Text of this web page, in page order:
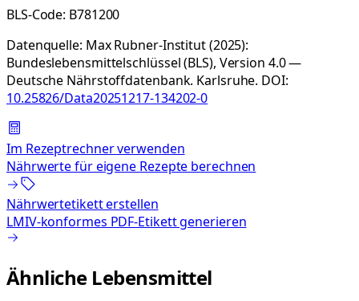
BLS-Code: B781200
Datenquelle: Max Rubner-Institut (2025):
Bundeslebensmittelschlüssel (BLS), Version 4.0 —
Deutsche Nährstoffdatenbank. Karlsruhe. DOI:
10.25826/Data20251217-134202-0
Im Rezeptrechner verwenden
Nährwerte für eigene Rezepte berechnen
Nährwertetikett erstellen
LMIV-konformes PDF-Etikett generieren
Ähnliche Lebensmittel